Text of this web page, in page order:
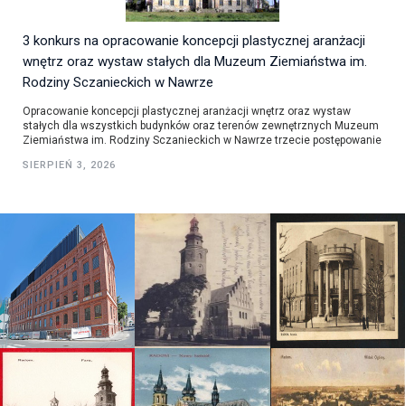
3 konkurs na opracowanie koncepcji plastycznej aranżacji
wnętrz oraz wystaw stałych dla Muzeum Ziemiaństwa im.
Rodziny Sczanieckich w Nawrze
Opracowanie koncepcji plastycznej aranżacji wnętrz oraz wystaw
stałych dla wszystkich budynków oraz terenów zewnętrznych Muzeum
Ziemiaństwa im. Rodziny Sczanieckich w Nawrze trzecie postępowanie
SIERPIEŃ 3, 2026